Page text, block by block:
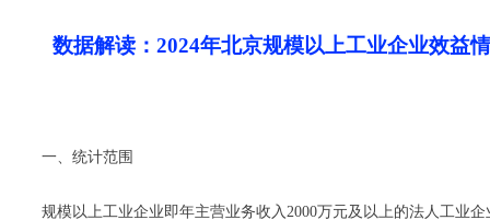
数据解读：2024年北京规模以上工业企业效益
一、统计范围
规模以上工业企业即年主营业务收入2000万元及以上的法人工业企